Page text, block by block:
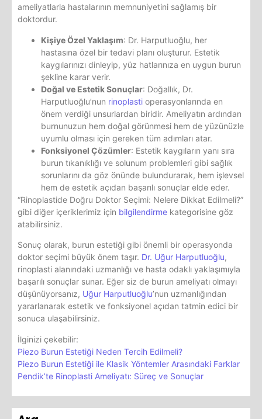
ameliyatlarla hastalarının memnuniyetini sağlamış bir
doktordur.
Kişiye Özel Yaklaşım: Dr. Harputluoğlu, her
hastasına özel bir tedavi planı oluşturur. Estetik
kaygılarınızı dinleyip, yüz hatlarınıza en uygun burun
şekline karar verir.
Doğal ve Estetik Sonuçlar: Doğallık, Dr.
Harputluoğlu’nun rinoplasti operasyonlarında en
önem verdiği unsurlardan biridir. Ameliyatın ardından
burnunuzun hem doğal görünmesi hem de yüzünüzle
uyumlu olması için gereken tüm adımları atar.
Fonksiyonel Çözümler: Estetik kaygıların yanı sıra
burun tıkanıklığı ve solunum problemleri gibi sağlık
sorunlarını da göz önünde bulundurarak, hem işlevsel
hem de estetik açıdan başarılı sonuçlar elde eder.
“Rinoplastide Doğru Doktor Seçimi: Nelere Dikkat Edilmeli?”
gibi diğer içeriklerimiz için bilgilendirme kategorisine göz
atabilirsiniz.
Sonuç olarak, burun estetiği gibi önemli bir operasyonda
doktor seçimi büyük önem taşır. Dr. Uğur Harputluoğlu,
rinoplasti alanındaki uzmanlığı ve hasta odaklı yaklaşımıyla
başarılı sonuçlar sunar. Eğer siz de burun ameliyatı olmayı
düşünüyorsanız, Uğur Harputluoğlu’nun uzmanlığından
yararlanarak estetik ve fonksiyonel açıdan tatmin edici bir
sonuca ulaşabilirsiniz.
İlginizi çekebilir:
Piezo Burun Estetiği Neden Tercih Edilmeli?
Piezo Burun Estetiği ile Klasik Yöntemler Arasındaki Farklar
Pendik’te Rinoplasti Ameliyatı: Süreç ve Sonuçlar